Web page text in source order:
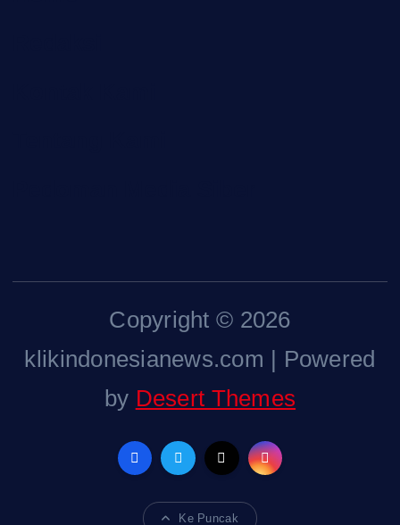
Copyright © 2026
klikindonesianews.com | Powered
by Desert Themes
Ke Puncak